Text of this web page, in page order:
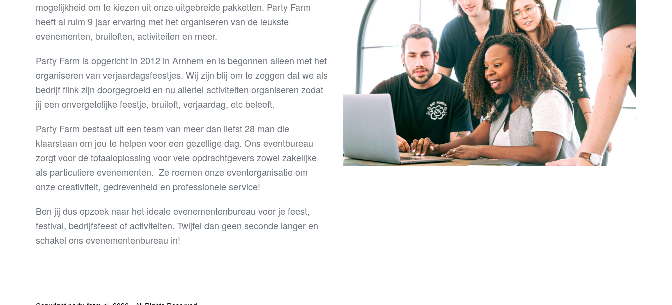
mogelijkheid om te kiezen uit onze uitgebreide pakketten. Party Farm
heeft al ruim 9 jaar ervaring met het organiseren van de leukste
evenementen, bruiloften, activiteiten en meer.
Party Farm is opgericht in 2012 in Arnhem en is begonnen alleen met het
organiseren van verjaardagsfeestjes. Wij zijn blij om te zeggen dat we als
bedrijf flink zijn doorgegroeid en nu allerlei activiteiten organiseren zodat
jij een onvergetelijke feestje, bruiloft, verjaardag, etc beleeft.
Party Farm bestaat uit een team van meer dan liefst 28 man die
klaarstaan om jou te helpen voor een gezellige dag. Ons eventbureau
zorgt voor de totaaloplossing voor vele opdrachtgevers zowel zakelijke
als particuliere evenementen. Ze roemen onze eventorganisatie om
onze creativiteit, gedrevenheid en professionele service!
Ben jij dus opzoek naar het ideale evenementenbureau voor je feest,
festival, bedrijfsfeest of activiteiten. Twijfel dan geen seconde langer en
schakel ons evenementenbureau in!